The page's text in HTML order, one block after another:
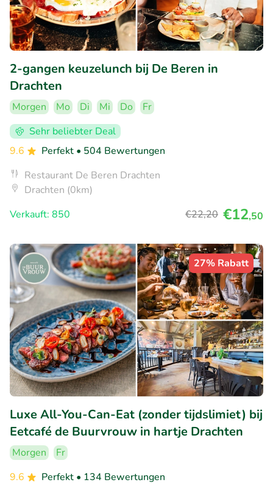
2-gangen keuzelunch bij De Beren in
Drachten
Morgen Mo Di Mi Do
Fr
Sehr beliebter Deal
9.6
Perfekt • 504 Bewertungen
Restaurant De Beren Drachten
Drachten (0km)
Verkauft: 850
€22,20 €12,50
27% Rabatt
Luxe All-You-Can-Eat (zonder tijdslimiet) bij
Eetcafé de Buurvrouw in hartje Drachten
Morgen
Fr
9.6
Perfekt • 134 Bewertungen